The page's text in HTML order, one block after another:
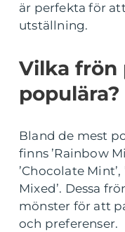
är perfekta för
utställning.
Vilka frön
populära?
Bland de mest
finns ’Rainbow
’Chocolate
Mixed’. Dessa
mönster för att
och preferenser.